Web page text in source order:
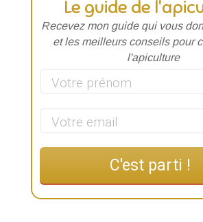
Le guide de
Recevez mon guide qui vous
et les meilleurs conseils pour
l'apiculture
C'est parti !